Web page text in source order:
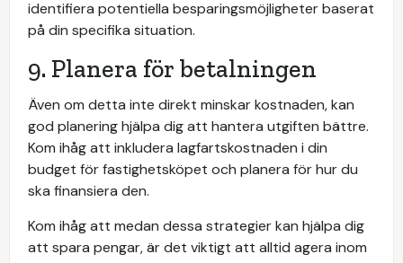
identifiera potentiella besparingsmöjligheter baserat
på din specifika situation.
9. Planera för betalningen
Även om detta inte direkt minskar kostnaden, kan
god planering hjälpa dig att hantera utgiften bättre.
Kom ihåg att inkludera lagfartskostnaden i din
budget för fastighetsköpet och planera för hur du
ska finansiera den.
Kom ihåg att medan dessa strategier kan hjälpa dig
att spara pengar, är det viktigt att alltid agera inom